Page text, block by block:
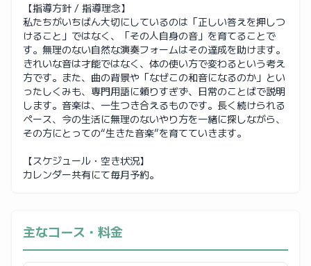
【指導方針 / 指導理念】
私たちがいちばん大切にしているのは「正しい答えを押しつ
けること」ではなく、「その人自身の音」を育てることで
す。無理のない自然な演奏フォームはその達成を助けます。
きれいな音は才能ではなく、体の使い方で変わるという考え
方です。また、曲の背景や「なぜこの和音になるのか」とい
ったしくみも、専門用語に頼りすぎず、日常のことばで説明
します。音楽は、一生つき合えるものです。長く続けられる
ペース、今の生活に無理のないやり方を一緒に探しながら、
その方にとっての“生きた音楽”を育てていきます。
【スケジュール・空き状況】
カレンダー共有にて毎月予約。
主なコース・料金